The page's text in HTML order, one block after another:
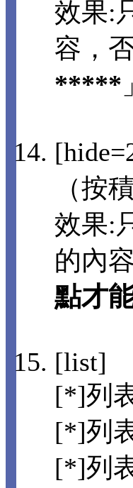
效果:
容，
***** 」
（按
效果:
的內
點才
[list]
[*]列
[*]列
[*]列